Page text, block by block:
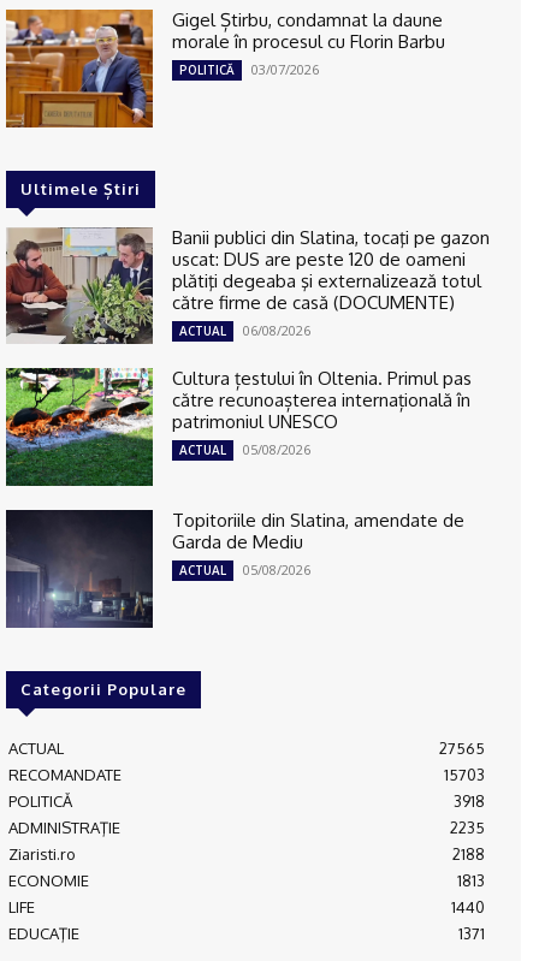
Gigel Știrbu, condamnat la daune
morale în procesul cu Florin Barbu
POLITICĂ 03/07/2026
Ultimele Știri
Banii publici din Slatina, tocaţi pe gazon
uscat: DUS are peste 120 de oameni
plătiţi degeaba şi externalizează totul
către firme de casă (DOCUMENTE)
ACTUAL 06/08/2026
Cultura țestului în Oltenia. Primul pas
către recunoașterea internațională în
patrimoniul UNESCO
ACTUAL 05/08/2026
Topitoriile din Slatina, amendate de
Garda de Mediu
ACTUAL 05/08/2026
Categorii Populare
ACTUAL
27565
RECOMANDATE
15703
POLITICĂ
3918
ADMINISTRAŢIE
2235
Ziaristi.ro
2188
ECONOMIE
1813
LIFE
1440
EDUCAŢIE
1371